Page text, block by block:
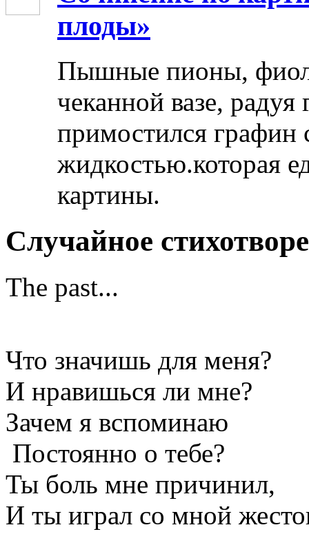
плоды»
Пышные пионы,
чеканной вазе,
примостился графин
жидкостью.которая
картины.
Случайное
The past...
Что значишь для меня?
И нравишься ли мне?
Зачем я вспоминаю
Постоянно о тебе?
Ты боль мне причинил,
И ты играл со мной